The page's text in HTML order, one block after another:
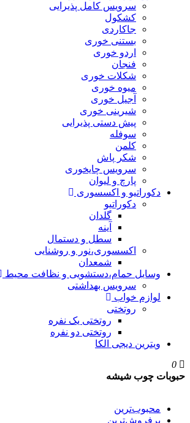
سرویس کامل پذیرایی
کشکول
جاکاردی
بستنی خوری
اردو خوری
فنجان
شکلات خوری
میوه خوری
آجیل خوری
شیرینی خوری
پیش دستی پذیرایی
سوفله
کلمن
شکر پاش
سرویس چایخوری
پارچ و لیوان
دکوراتیو و اکسسوری
دکوراتیو
گلدان
آینه
سطل و دستمال
اکسسوری،نور و روشنایی
شمعدان
وسایل حمام،دستشویی و نظافت محیط
سرویس بهداشتی
لوازم خواب
روتختی
روتختی یک نفره
روتختی دو نفره
ویترین دیجی الکا
0
حبوبات چوب شیشه
محبوب‌ترین
پرفروش‌ترین